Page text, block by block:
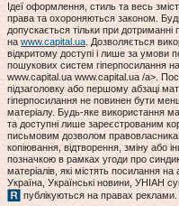
Ідеї оформлення, стиль та весь
права та охороняються законом.
допускається тільки при дотриманні
на www.capital.ua . Дозволяється
відкритому доступі і лише за умови
пошукових систем гіперпосилання
www.capital.ua www.capital.ua /a>.
підзаголовку або першому абзаці
гіперпосилання не повинен бути
матеріалу. Будь-яке використання
та доступні лише зареєстрованим
письмовим дозволом
копіювання, відтворення, зміну або
позначкою в рамках угоди про
матеріалів, які містять посилання
Україна, Українські новини, УНІАН
публікуються на правах реклами.